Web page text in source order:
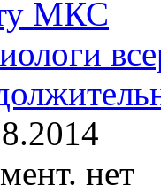
нет